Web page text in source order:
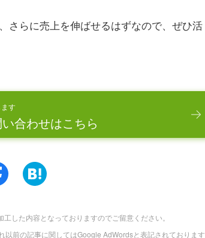
さらに売上を伸ばせるはずなので、ぜひ活
す
合わせはこちら
した内容となっておりますのでご留意ください。
前の記事に関してはGoogle AdWordsと表記されております